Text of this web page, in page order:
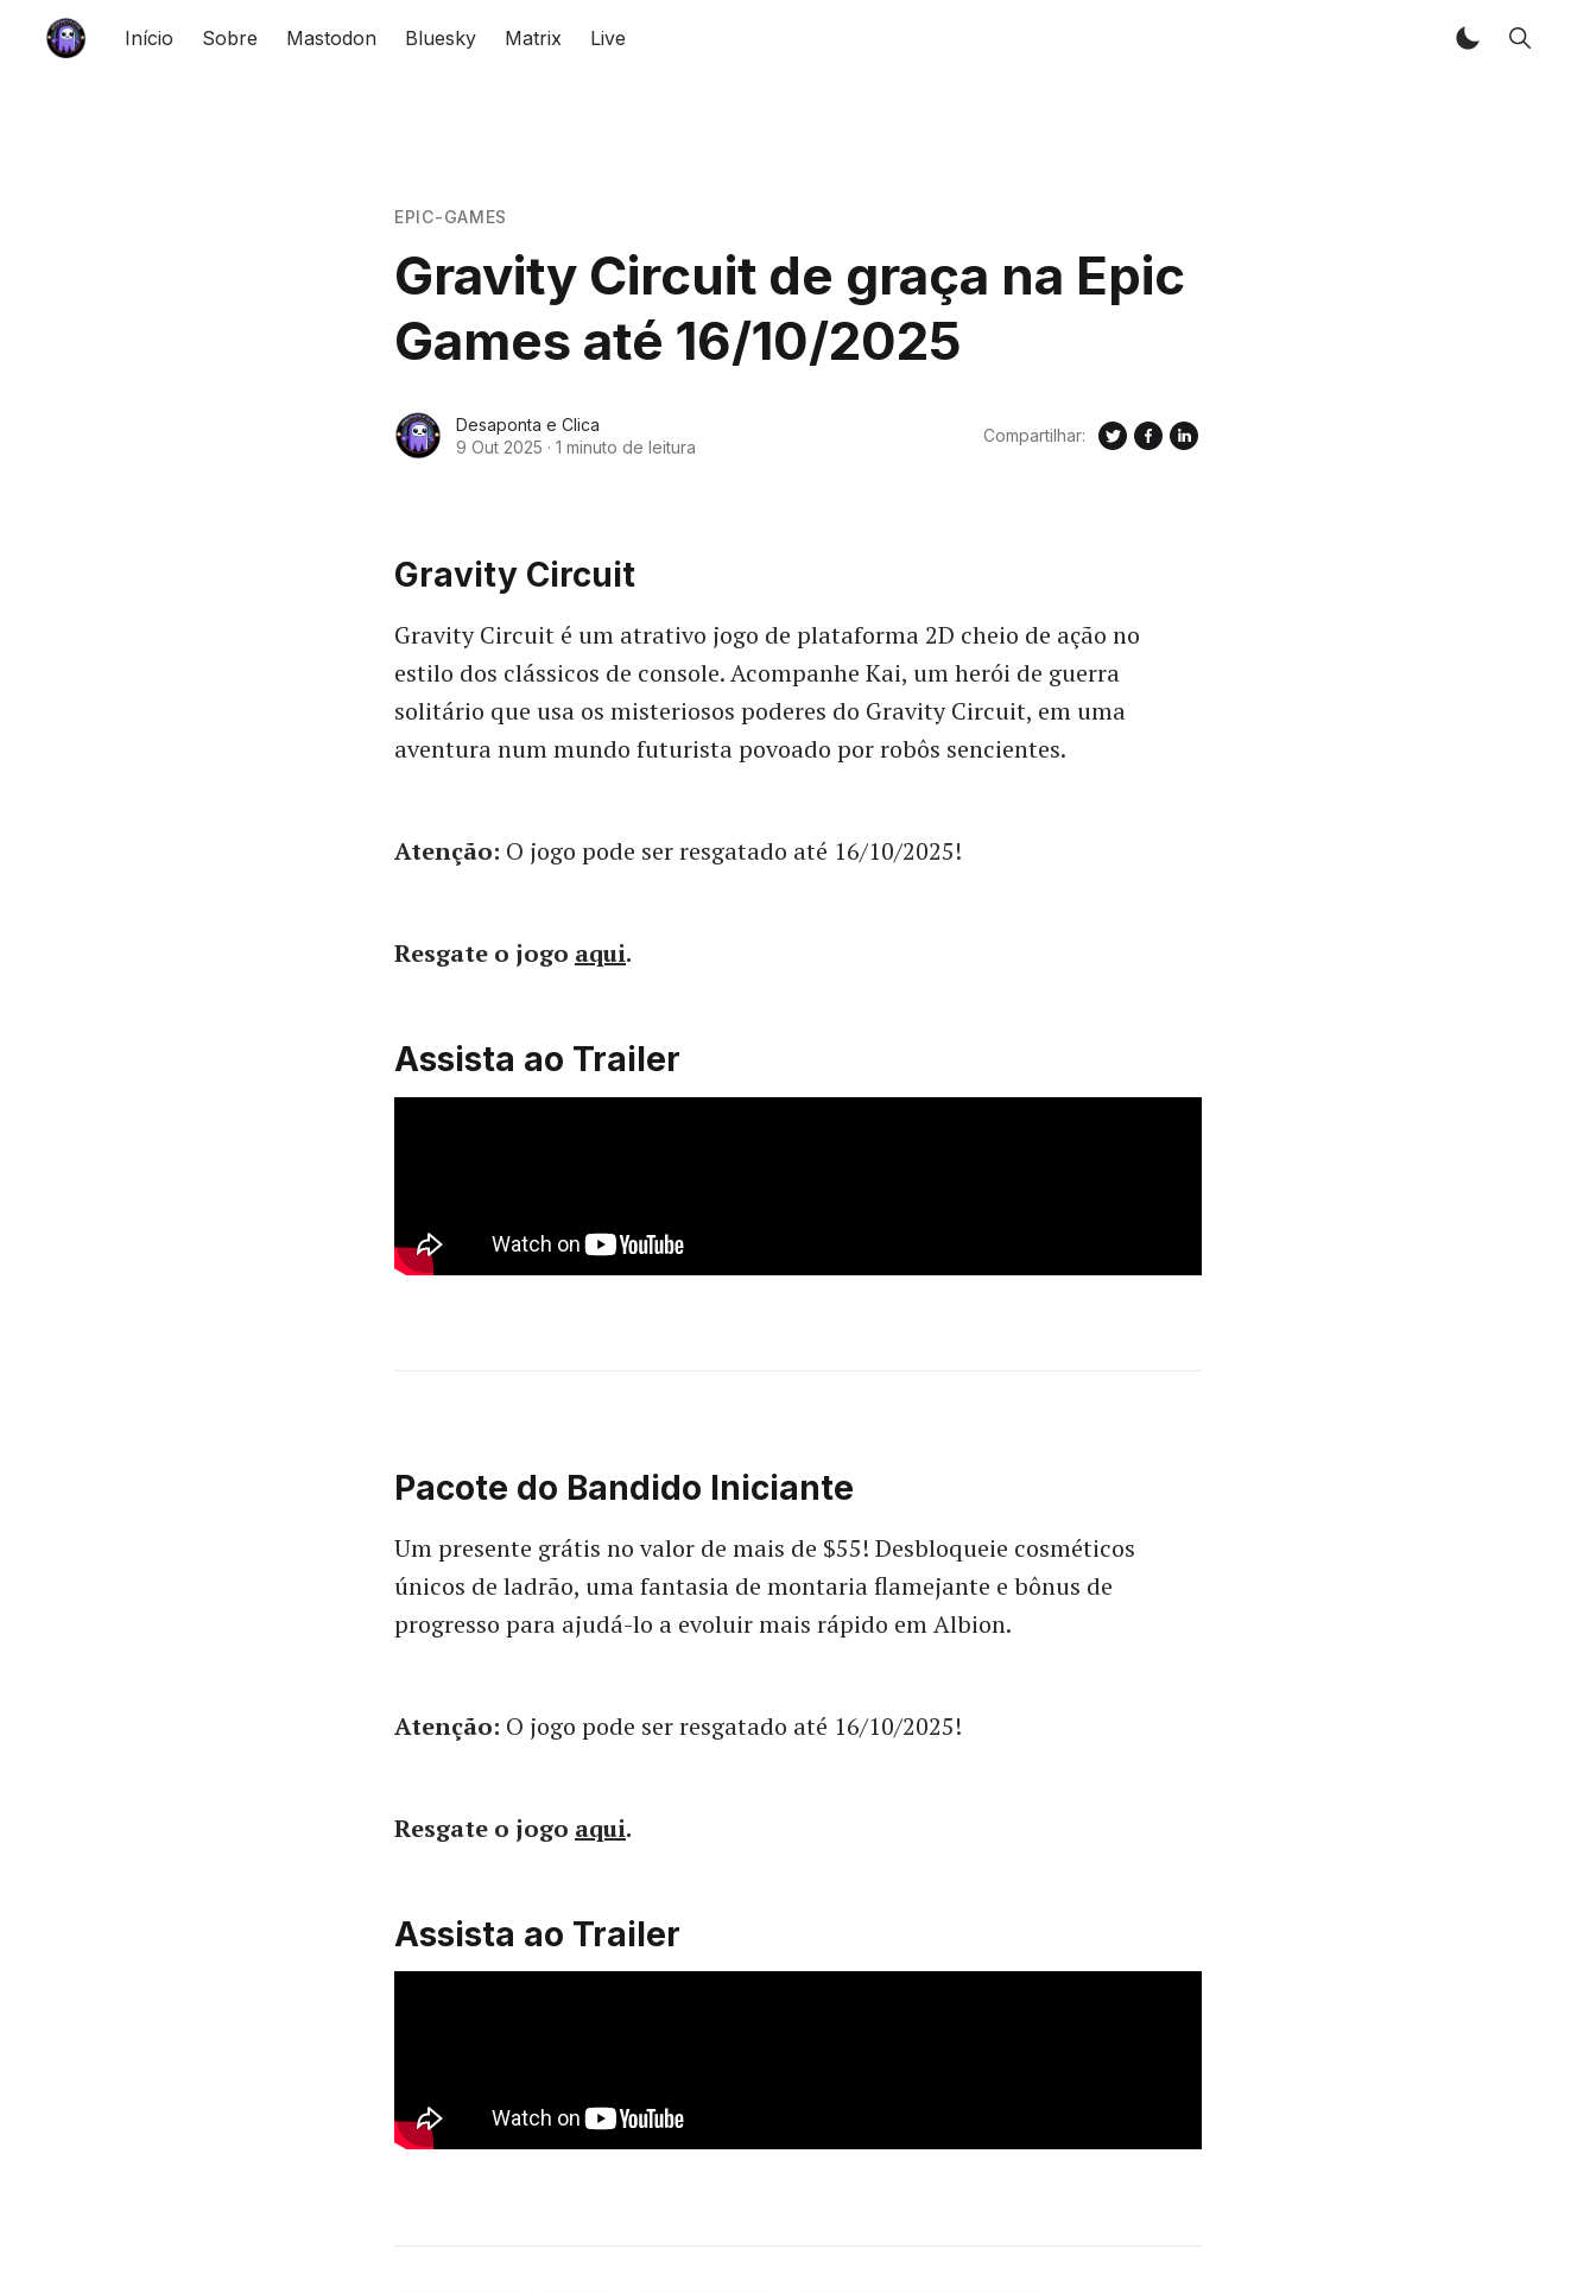
Início Sobre Mastodon Bluesky Matrix Live
EPIC-GAMES
Gravity Circuit de graça na Epic
Games até 16/10/2025
Desaponta e Clica
9 Out 2025 · 1 minuto de leitura
Compartilhar:
Gravity Circuit
Gravity Circuit é um atrativo jogo de plataforma 2D cheio de ação no
estilo dos clássicos de console. Acompanhe Kai, um herói de guerra
solitário que usa os misteriosos poderes do Gravity Circuit, em uma
aventura num mundo futurista povoado por robôs sencientes.
Atenção: O jogo pode ser resgatado até 16/10/2025!
Resgate o jogo aqui.
Assista ao Trailer
Pacote do Bandido Iniciante
Um presente grátis no valor de mais de $55! Desbloqueie cosméticos
únicos de ladrão, uma fantasia de montaria flamejante e bônus de
progresso para ajudá-lo a evoluir mais rápido em Albion.
Atenção: O jogo pode ser resgatado até 16/10/2025!
Resgate o jogo aqui.
Assista ao Trailer